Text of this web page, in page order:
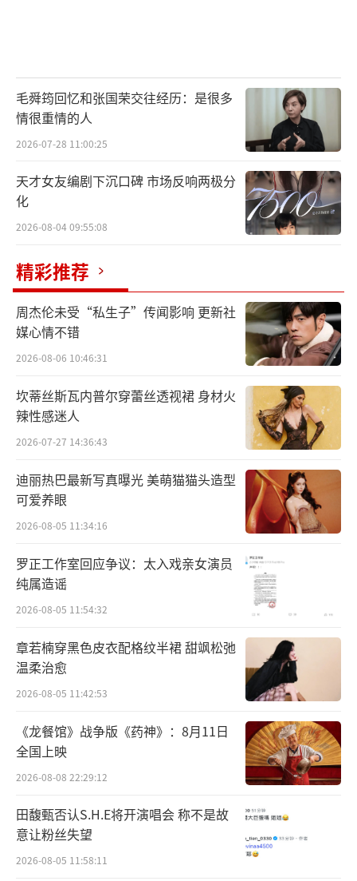
新剧《大陆酒店》。
虽然只有三集，但每集都有足足90分钟。
刚播一集，豆瓣开分8.0，口碑不俗。
作为头号粉丝，鱼叔自然第一时间追完第
一集。
不得不说，真是相当满足！
今天，这就来和大家好好聊聊它——《大陆
酒店》The Continental: From the World o
f John Wick
毛舜筠回忆和张国荣交往经历：是很多
情很重情的人
2026-07-28 11:00:25
天才女友编剧下沉口碑 市场反响两极分
化
2026-08-04 09:55:08
精彩推荐
周杰伦未受“私生子”传闻影响 更新社
媒心情不错
2026-08-06 10:46:31
坎蒂丝斯瓦内普尔穿蕾丝透视裙 身材火
辣性感迷人
2026-07-27 14:36:43
迪丽热巴最新写真曝光 美萌猫猫头造型
可爱养眼
2026-08-05 11:34:16
罗正工作室回应争议：太入戏亲女演员
纯属造谣
2026-08-05 11:54:32
章若楠穿黑色皮衣配格纹半裙 甜飒松弛
温柔治愈
2026-08-05 11:42:53
《龙餐馆》战争版《药神》：8月11日
全国上映
2026-08-08 22:29:12
田馥甄否认S.H.E将开演唱会 称不是故
意让粉丝失望
2026-08-05 11:58:11